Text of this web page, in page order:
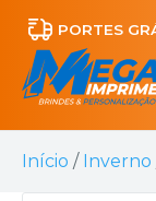
PORTES
Início / Inverno